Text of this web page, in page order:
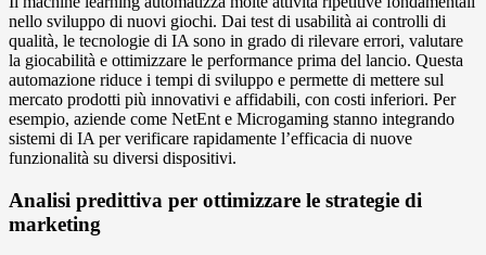
nello sviluppo di nuovi giochi. Dai test di usabilità ai controlli di
qualità, le tecnologie di IA sono in grado di rilevare errori, valutare
la giocabilità e ottimizzare le performance prima del lancio. Questa
automazione riduce i tempi di sviluppo e permette di mettere sul
mercato prodotti più innovativi e affidabili, con costi inferiori. Per
esempio, aziende come NetEnt e Microgaming stanno integrando
sistemi di IA per verificare rapidamente l’efficacia di nuove
funzionalità su diversi dispositivi.
Analisi predittiva per ottimizzare le strategie di
marketing